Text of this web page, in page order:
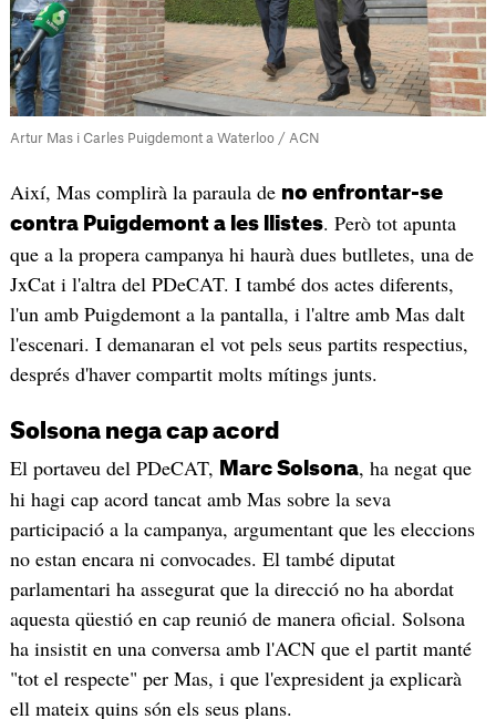
Artur Mas i Carles Puigdemont a Waterloo / ACN
Així, Mas complirà la paraula de no enfrontar-se
contra Puigdemont a les llistes. Però tot apunta
que a la propera campanya hi haurà dues butlletes, una de
JxCat i l'altra del PDeCAT. I també dos actes diferents,
l'un amb Puigdemont a la pantalla, i l'altre amb Mas dalt
l'escenari. I demanaran el vot pels seus partits respectius,
després d'haver compartit molts mítings junts.
Solsona nega cap acord
El portaveu del PDeCAT, Marc Solsona, ha negat que
hi hagi cap acord tancat amb Mas sobre la seva
participació a la campanya, argumentant que les eleccions
no estan encara ni convocades. El també diputat
parlamentari ha assegurat que la direcció no ha abordat
aquesta qüestió en cap reunió de manera oficial. Solsona
ha insistit en una conversa amb l'ACN que el partit manté
"tot el respecte" per Mas, i que l'expresident ja explicarà
ell mateix quins són els seus plans.